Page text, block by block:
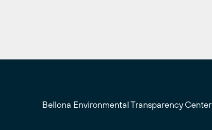
Bellona Environmental Transparency Center